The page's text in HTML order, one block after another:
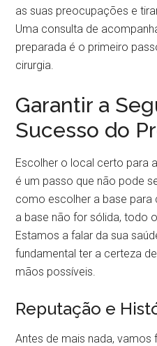
as suas preocupações e
Uma consulta de
preparada é o primeiro
cirurgia.
Garantir a
Sucesso do
Escolher o local certo para
é um passo que não pode
como escolher a base para
a base não for sólida, todo
Estamos a falar da sua
fundamental ter a certeza
mãos possíveis.
Reputação e
Antes de mais nada, vamos